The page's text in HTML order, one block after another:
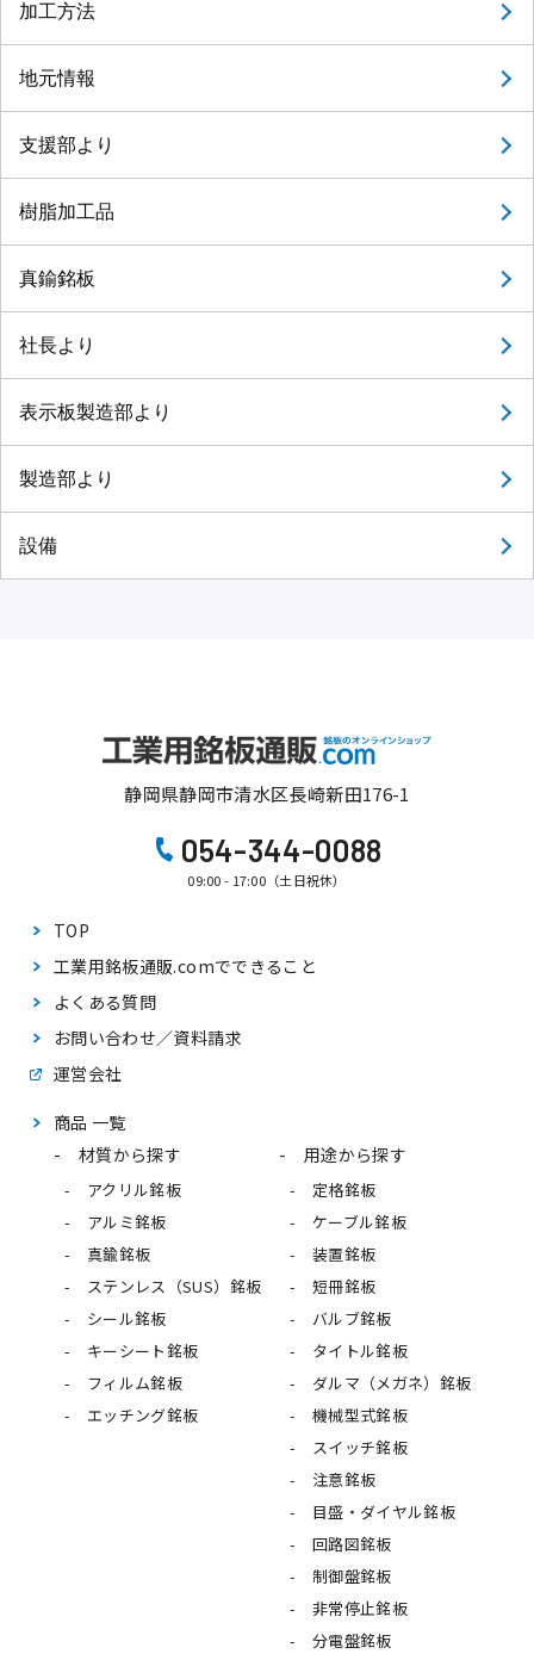
加工方法
地元情報
支援部より
樹脂加工品
真鍮銘板
社長より
表示板製造部より
製造部より
設備
静岡県静岡市清水区長崎新田176-1
054-344-0088
09:00 - 17:00（土日祝休）
TOP
工業用銘板通販.comでできること
よくある質問
お問い合わせ／資料請求
運営会社
商品 一覧
材質から探す
アクリル銘板
アルミ銘板
真鍮銘板
ステンレス（SUS）銘板
シール銘板
キーシート銘板
フィルム銘板
エッチング銘板
用途から探す
定格銘板
ケーブル銘板
装置銘板
短冊銘板
バルブ銘板
タイトル銘板
ダルマ（メガネ）銘板
機械型式銘板
スイッチ銘板
注意銘板
目盛・ダイヤル銘板
回路図銘板
制御盤銘板
非常停止銘板
分電盤銘板